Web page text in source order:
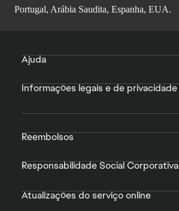
Portugal, Arábia Saudita, Espanha, EUA.
Ajuda
Informações legais e de privacidade
Reembolsos
Responsabilidade Social Corporativa
Atualizações do serviço online